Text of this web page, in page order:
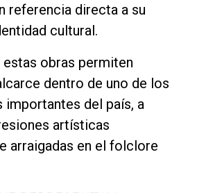
referencia directa a su
cultural.
estas obras permiten
dentro de uno de los
importantes del país, a
artísticas
arraigadas en el folclore